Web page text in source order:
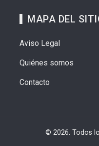
MAPA DEL
Aviso Legal
Quiénes somos
Contacto
© 2026. Todos